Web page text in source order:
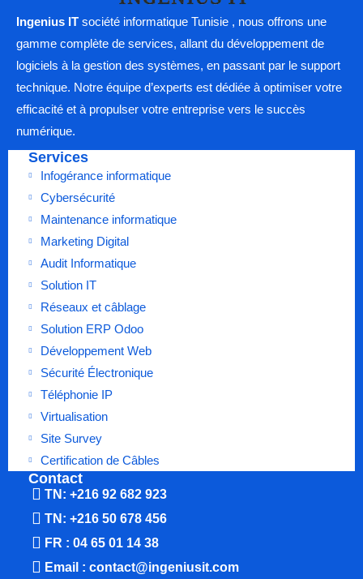
Ingenius IT société informatique Tunisie , nous offrons une
gamme complète de services, allant du développement de
logiciels à la gestion des systèmes, en passant par le support
technique. Notre équipe d’experts est dédiée à optimiser votre
efficacité et à propulser votre entreprise vers le succès
numérique.
Services
Infogérance informatique
Cybersécurité
Maintenance informatique
Marketing Digital
Audit Informatique
Solution IT
Réseaux et câblage
Solution ERP Odoo
Développement Web
Sécurité Électronique
Téléphonie IP
Virtualisation
Site Survey
Certification de Câbles
Contact
TN: +216 92 682 923
TN: +216 50 678 456
FR : 04 65 01 14 38
Email : contact@ingeniusit.com